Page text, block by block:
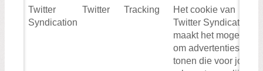
Twitter
Syndication
Twitter Tracking
Het cookie van
Twitter Syndication
maakt het mogelijk
om advertenties te
tonen die voor jou zo